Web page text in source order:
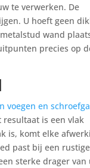
te verwerken. De
U hoeft geen
wand
precies op
voegen en
resultaat is een vlak
is, komt elke
past bij een rustige
sterke drager van